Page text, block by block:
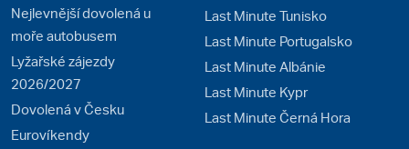
Nejlevnější dovolená u
moře autobusem
Lyžařské zájezdy
2026/2027
Dovolená v Česku
Eurovíkendy
Last Minute Tunisko
Last Minute Portugalsko
Last Minute Albánie
Last Minute Kypr
Last Minute Černá Hora